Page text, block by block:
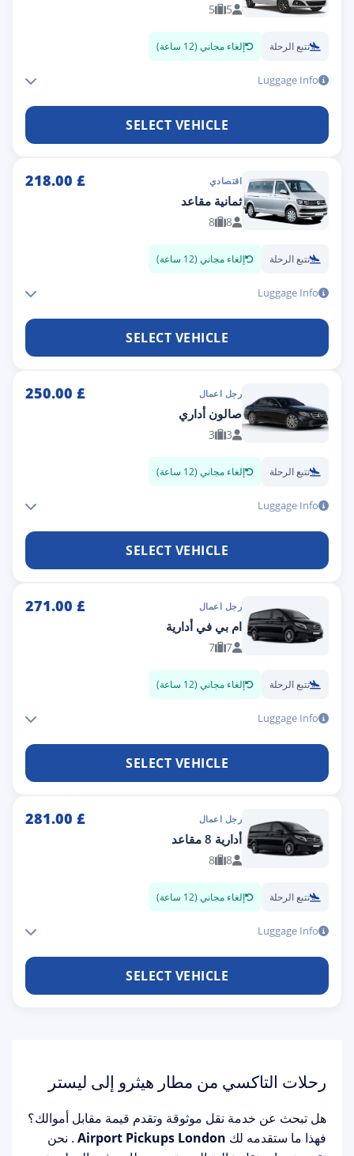
5
5
تتبع الرحلة إلغاء مجاني (12 ساعة)
Luggage Info
SELECT VEHICLE
اقتصادي £
218.00
ثمانية مقاعد
8
8
تتبع الرحلة إلغاء مجاني (12 ساعة)
Luggage Info
SELECT VEHICLE
رجل اعمال £
250.00
صالون أداري
3
3
تتبع الرحلة إلغاء مجاني (12 ساعة)
Luggage Info
SELECT VEHICLE
رجل اعمال £
271.00
ام بي في أدارية
7
7
تتبع الرحلة إلغاء مجاني (12 ساعة)
Luggage Info
SELECT VEHICLE
رجل اعمال £
281.00
أدارية 8 مقاعد
8
8
تتبع الرحلة إلغاء مجاني (12 ساعة)
Luggage Info
SELECT VEHICLE
رحلات التاكسي من مطار هيثرو إلى ليستر
هل تبحث عن خدمة نقل موثوقة وتقدم قيمة مقابل أموالك؟
فهذا ما ستقدمه لك
. نحن